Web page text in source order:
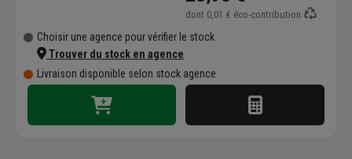
dont 0,01 € éco-contribution
Choisir une agence pour vérifier le stock
Trouver du stock en agence
Livraison disponible selon stock agence